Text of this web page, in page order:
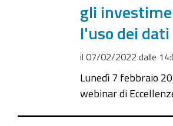
07T15:30:00+01:00
gli
l'uso dei dati
il 07/02/2022 dalle
Lunedì 7 febbraio
webinar di